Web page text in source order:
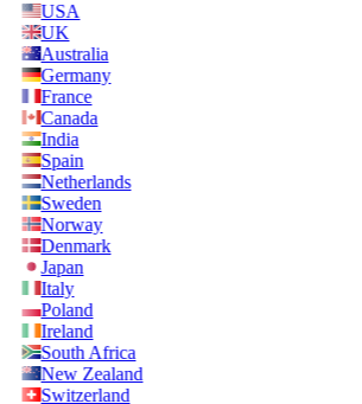
USA
UK
Australia
Germany
France
Canada
India
Spain
Netherlands
Sweden
Norway
Denmark
Japan
Italy
Poland
Ireland
South Africa
New Zealand
Switzerland